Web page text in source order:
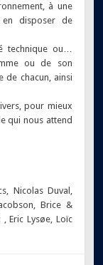
à une
disposer de
technique ou…
ou de son
de chacun, ainsi
pour mieux
qui nous attend
Nicolas Duval,
Brice &
Eric Lysøe, Loïc